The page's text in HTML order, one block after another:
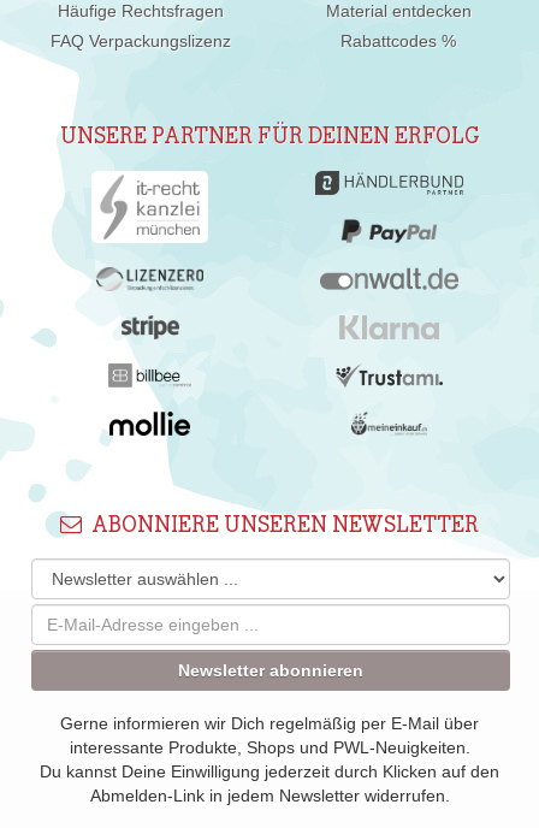
Häufige Rechtsfragen
FAQ Verpackungslizenz
Material entdecken
Rabattcodes %
UNSERE PARTNER FÜR DEINEN ERFOLG
ABONNIERE UNSEREN NEWSLETTER
Newsletter abonnieren
Gerne informieren wir Dich regelmäßig per E-Mail über
interessante Produkte, Shops und PWL-Neuigkeiten.
Du kannst Deine Einwilligung jederzeit durch Klicken auf den
Abmelden-Link in jedem Newsletter widerrufen.